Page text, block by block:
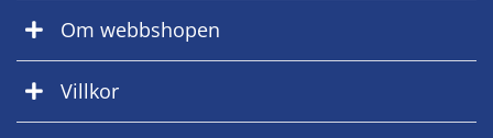
Om webbshopen
Villkor